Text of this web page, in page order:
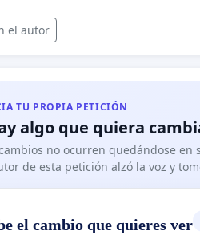
el autor
TU PROPIA PETICIÓN
algo que quiera
no ocurren quedándose en
de esta petición alzó la voz y
el cambio que quieres ver